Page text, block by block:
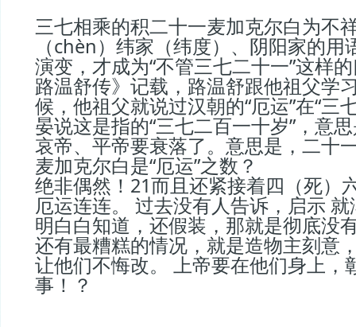
三七相乘的积二十一麦加克尔白为不
（chèn）纬家（纬度）、阴阳家的
演变，才成为“不管三七二十一”这样
路温舒传》记载，路温舒跟他祖父学
候，他祖父就说过汉朝的“厄运”在“三
晏说这是指的“三七二百一十岁”，意
哀帝、平帝要衰落了。意思是，二十
麦加克尔白是“厄运”之数？
绝非偶然！21而且还紧接着四（死）
厄运连连。 过去没有人告诉，启示
明白白知道，还假装，那就是彻底没
还有最糟糕的情况，就是造物主刻意
让他们不悔改。 上帝要在他们身上，
事！？